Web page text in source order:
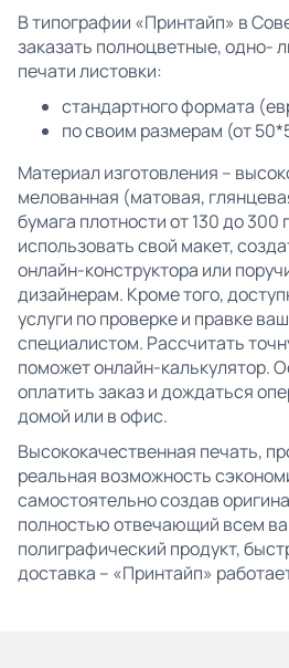
В типографии «Принтайп» в
заказать полноцветные, одно-
печати листовки:
стандартного формата
по своим размерам (от
Материал изготовления –
мелованная (матовая,
бумага плотности от 130 до 300
использовать свой макет,
онлайн-конструктора или
дизайнерам. Кроме того,
услуги по проверке и правке
специалистом. Рассчитать
поможет онлайн-калькулятор.
оплатить заказ и дождаться
домой или в офис.
Высококачественная печать,
реальная возможность
самостоятельно создав
полностью отвечающий всем
полиграфический продукт,
доставка – «Принтайп»